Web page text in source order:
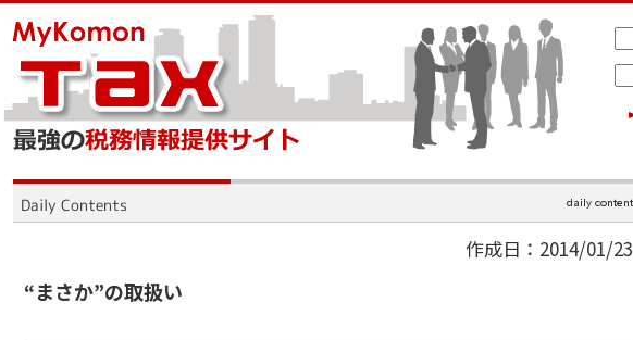
作成日：2014/01/23
“まさか”の取扱い